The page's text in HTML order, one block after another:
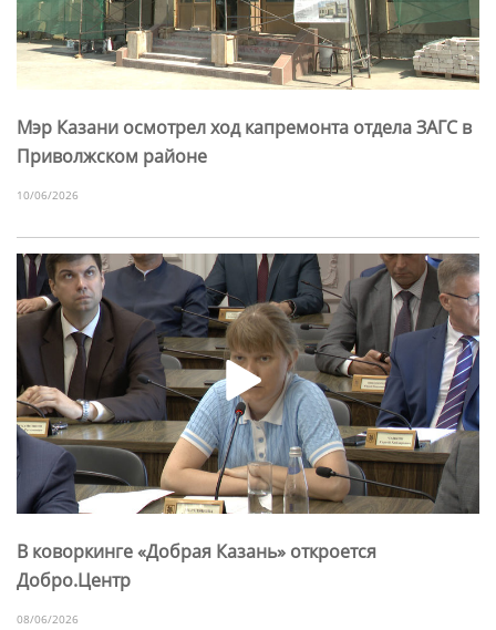
Мэр Казани осмотрел ход капремонта отдела ЗАГС в
Приволжском районе
10/06/2026
В коворкинге «Добрая Казань» откроется
Добро.Центр
08/06/2026